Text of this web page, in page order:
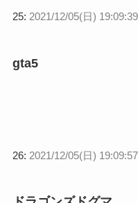
25: 2021/12/05(日)
gta5
26: 2021/12/05(日)